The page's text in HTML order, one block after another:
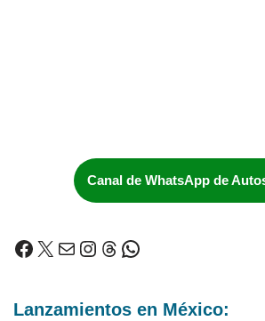
Canal de WhatsApp de
Lanzamientos en México: